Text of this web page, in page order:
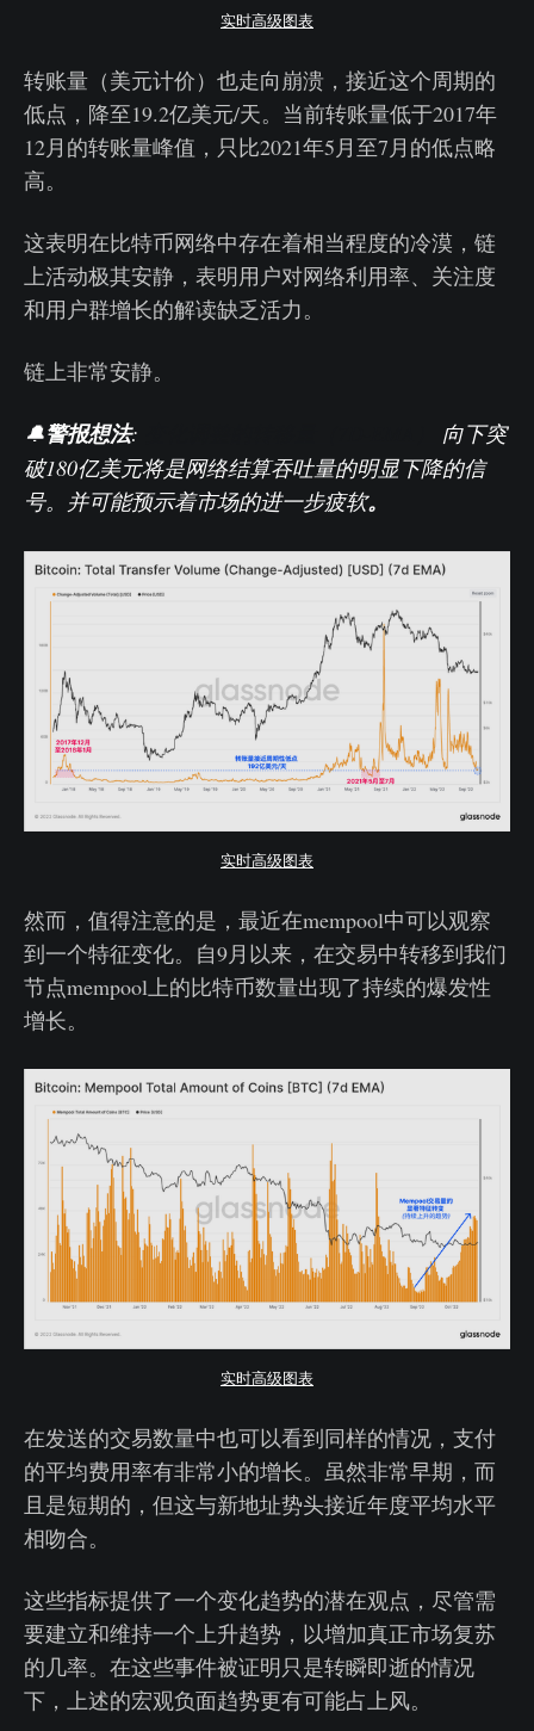
实时高级图表
转账量（美元计价）也走向崩溃，接近这个周期的
低点，降至19.2亿美元/天。当前转账量低于2017年
12月的转账量峰值，只比2021年5月至7月的低点略
高。
这表明在比特币网络中存在着相当程度的冷漠，链
上活动极其安静，表明用户对网络利用率、关注度
和用户群增长的解读缺乏活力。
链上非常安静。
🔔警报想法:
向下突
破180亿美元将是网络结算吞吐量的明显下降的信
号。并可能预示着市场的进一步疲软。
实时高级图表
然而，值得注意的是，最近在mempool中可以观察
到一个特征变化。自9月以来，在交易中转移到我们
节点mempool上的比特币数量出现了持续的爆发性
增长。
实时高级图表
在发送的交易数量中也可以看到同样的情况，支付
的平均费用率有非常小的增长。虽然非常早期，而
且是短期的，但这与新地址势头接近年度平均水平
相吻合。
这些指标提供了一个变化趋势的潜在观点，尽管需
要建立和维持一个上升趋势，以增加真正市场复苏
的几率。在这些事件被证明只是转瞬即逝的情况
下，上述的宏观负面趋势更有可能占上风。